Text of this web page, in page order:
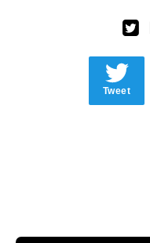
Tweet